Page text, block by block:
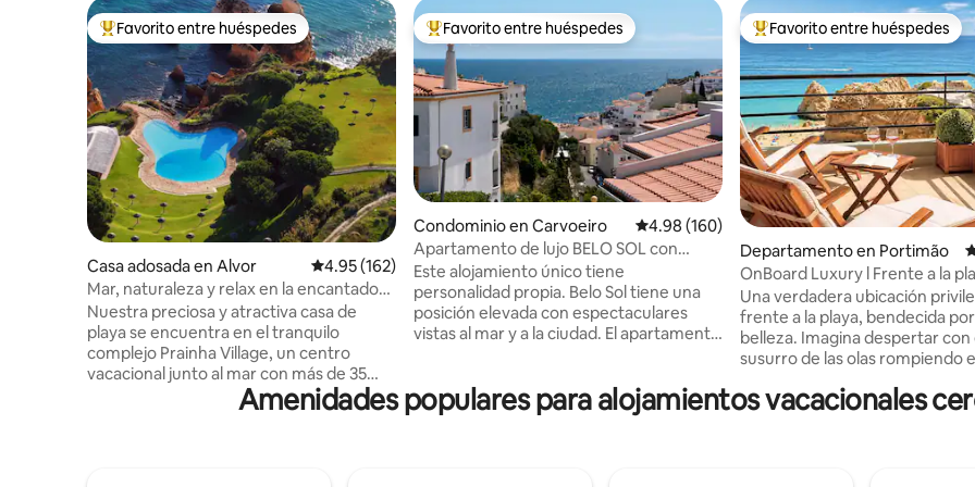
De los mejores en Favorito entre huéspedes
Favorito entre huéspedes
Casa adosada en Alvor Calificación promedio: 4.95 de 5; 162 evaluaciones
4.95 (162)
Mar, naturaleza y relax en la encantadora
Prainha Beach House
Nuestra preciosa y atractiva casa de
playa se encuentra en el tranquilo
complejo Prainha Village, un centro
vacacional junto al mar con más de 35
hectáreas de jardines en los acantilados.
Es un dúplex para un máximo de 6
De los mejores en Favorito entre huéspedes
Favorito entre huéspedes
Condominio en Carvoeiro Calificación promedio: 4.98 de 5; 160
4.98 (160)
Apartamento de lujo BELO SOL con
vistas al mar
Este alojamiento único tiene
personalidad propia. Belo Sol tiene una
posición elevada con espectaculares
vistas al mar y a la ciudad. El apartamento
comunitaria y aparcamiento gratuito en
las instalaciones. El apartamento Belo Sol
De los mejores en Favorito
Favorito entre huéspedes
Departamento en Portimão
OnBoard Luxury l Frente a la
vista panorámica al mar
Una verdadera ubicación
frente a la playa, bendecida
belleza. Imagina despertar con
susurro de las olas rompiendo
impresionante del vasto y
Amenidades populares para alojamientos vacacionales